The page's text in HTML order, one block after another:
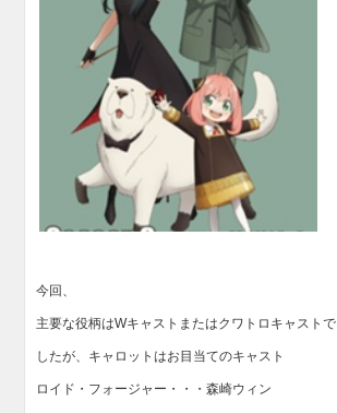
今回、
主要な役柄はWキャストまたはクワトロキャストで
したが、キャロットはお目当てのキャスト
ロイド・フォージャー・・・森崎ウィン